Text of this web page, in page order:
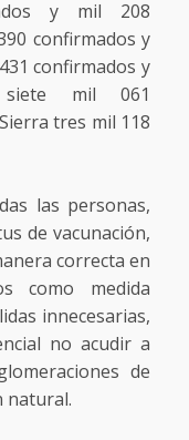
y mil 208
confirmados y
confirmados y
siete mil 061
tres mil 118
las personas,
de vacunación,
correcta en
como medida
innecesarias,
no acudir a
de
natural.